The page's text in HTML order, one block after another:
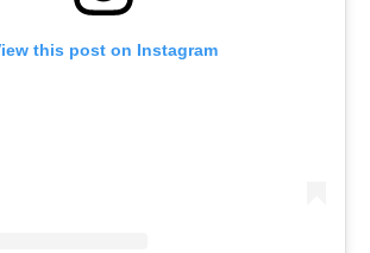
this post on Instagram